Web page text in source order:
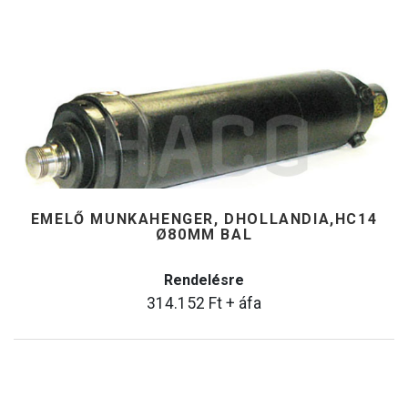
EMELŐ MUNKAHENGER, DHOLLANDIA,HC14
Ø80MM BAL
Rendelésre
314.152 Ft + áfa